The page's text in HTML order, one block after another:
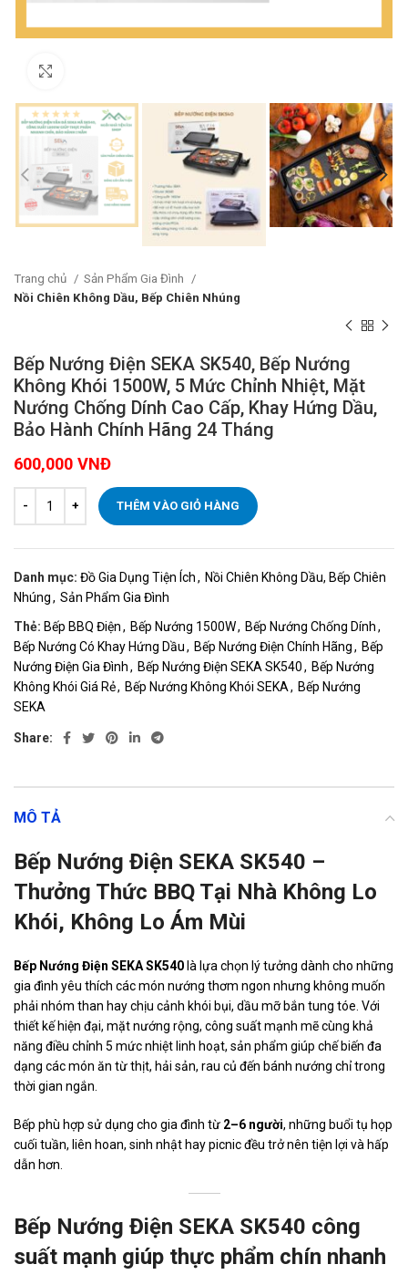
Trang chủ
Sản Phẩm Gia Đình
Nồi Chiên Không Dầu, Bếp Chiên Nhúng
Bếp Nướng Điện SEKA SK540, Bếp Nướng
Không Khói 1500W, 5 Mức Chỉnh Nhiệt, Mặt
Nướng Chống Dính Cao Cấp, Khay Hứng Dầu,
Bảo Hành Chính Hãng 24 Tháng
600,000 VNĐ
THÊM VÀO GIỎ HÀNG
Danh mục: Đồ Gia Dụng Tiện Ích, Nồi Chiên Không Dầu, Bếp Chiên
Nhúng, Sản Phẩm Gia Đình
Thẻ: Bếp BBQ Điện, Bếp Nướng 1500W, Bếp Nướng Chống Dính,
Bếp Nướng Có Khay Hứng Dầu, Bếp Nướng Điện Chính Hãng, Bếp
Nướng Điện Gia Đình, Bếp Nướng Điện SEKA SK540, Bếp Nướng
Không Khói Giá Rẻ, Bếp Nướng Không Khói SEKA, Bếp Nướng
SEKA
Share:
MÔ TẢ
Bếp Nướng Điện SEKA SK540 –
Thưởng Thức BBQ Tại Nhà Không Lo
Khói, Không Lo Ám Mùi
Bếp Nướng Điện SEKA SK540 là lựa chọn lý tưởng dành cho những
gia đình yêu thích các món nướng thơm ngon nhưng không muốn
phải nhóm than hay chịu cảnh khói bụi, dầu mỡ bắn tung tóe. Với
thiết kế hiện đại, mặt nướng rộng, công suất mạnh mẽ cùng khả
năng điều chỉnh 5 mức nhiệt linh hoạt, sản phẩm giúp chế biến đa
dạng các món ăn từ thịt, hải sản, rau củ đến bánh nướng chỉ trong
thời gian ngắn.
Bếp phù hợp sử dụng cho gia đình từ 2–6 người, những buổi tụ họp
cuối tuần, liên hoan, sinh nhật hay picnic đều trở nên tiện lợi và hấp
dẫn hơn.
Bếp Nướng Điện SEKA SK540 công
suất mạnh giúp thực phẩm chín nhanh